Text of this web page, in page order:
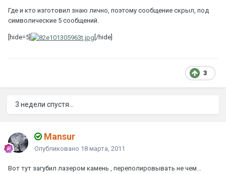
Где и кто изготовил знаю лично, поэтому сообщение скрыл, под
символические 5 сообщений.
[hide=5] [/hide]
3
3 недели спустя...
Mansur
Опубликовано 18 марта, 2011
Вот тут загубил лазером камень , переполировывать не чем...